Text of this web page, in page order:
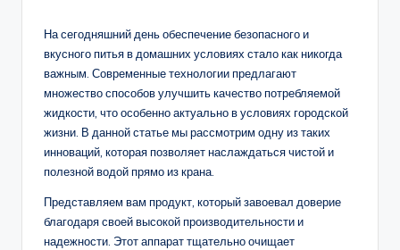
На сегодняшний день обеспечение безопасного и
вкусного питья в домашних условиях стало как никогда
важным. Современные технологии предлагают
множество способов улучшить качество потребляемой
жидкости, что особенно актуально в условиях городской
жизни. В данной статье мы рассмотрим одну из таких
инноваций, которая позволяет наслаждаться чистой и
полезной водой прямо из крана.
Представляем вам продукт, который завоевал доверие
благодаря своей высокой производительности и
надежности. Этот аппарат тщательно очищает